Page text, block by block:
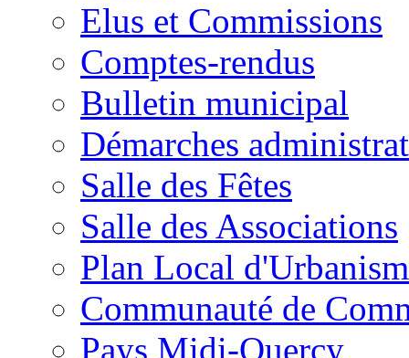
Elus et Commissions
Comptes-rendus
Bulletin municipal
Démarches
Salle des Fêtes
Salle des Associations
Plan Local
Communauté de
Pays Midi-Quercy